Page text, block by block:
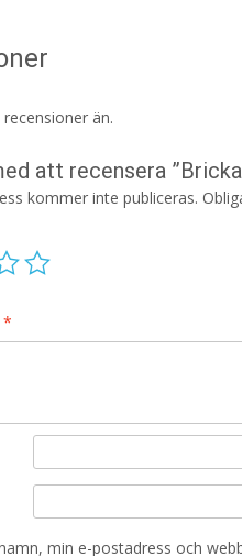
än.
att recensera
kommer inte publiceras.
*
min e-postadress och